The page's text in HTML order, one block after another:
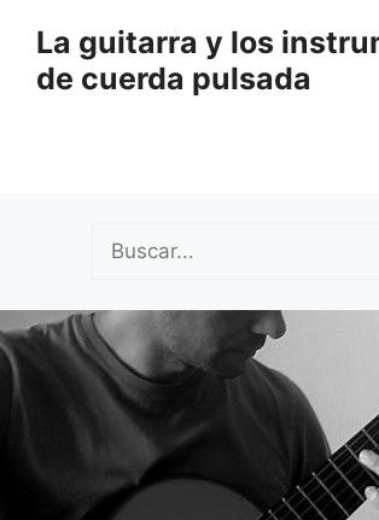
contenido
La guitarra y los
de cuerda pulsada